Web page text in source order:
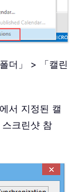
더」 > 「캘린
서 지정된 캘
크린샷 참